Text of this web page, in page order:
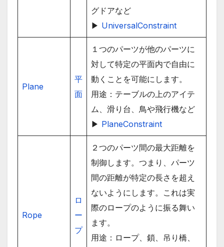
グドアなど
▶ UniversalConstraint
Plane
平
面
１つのパーツが他のパーツに
対して特定の平面内で自由に
動くことを可能にします。
用途：テーブルの上のアイテ
ム、滑り台、鳥や飛行機など
▶ PlaneConstraint
Rope
ロ
ー
プ
２つのパーツ間の最大距離を
制御します。つまり、パーツ
間の距離が特定の長さを超え
ないようにします。これは実
際のロープのように振る舞い
ます。
用途：ロープ、鎖、吊り橋、